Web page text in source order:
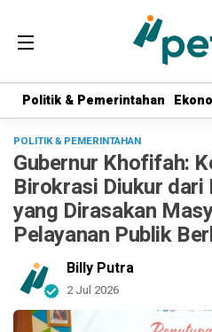
Politik & Pemerintahan
Politik & Pemerintahan
POLITIK & PEMERINTAHAN
Gubernur Khofifah:
Birokrasi Diukur
yang Dirasakan
Pelayanan Publik
Billy Putra
2 Jul 2026